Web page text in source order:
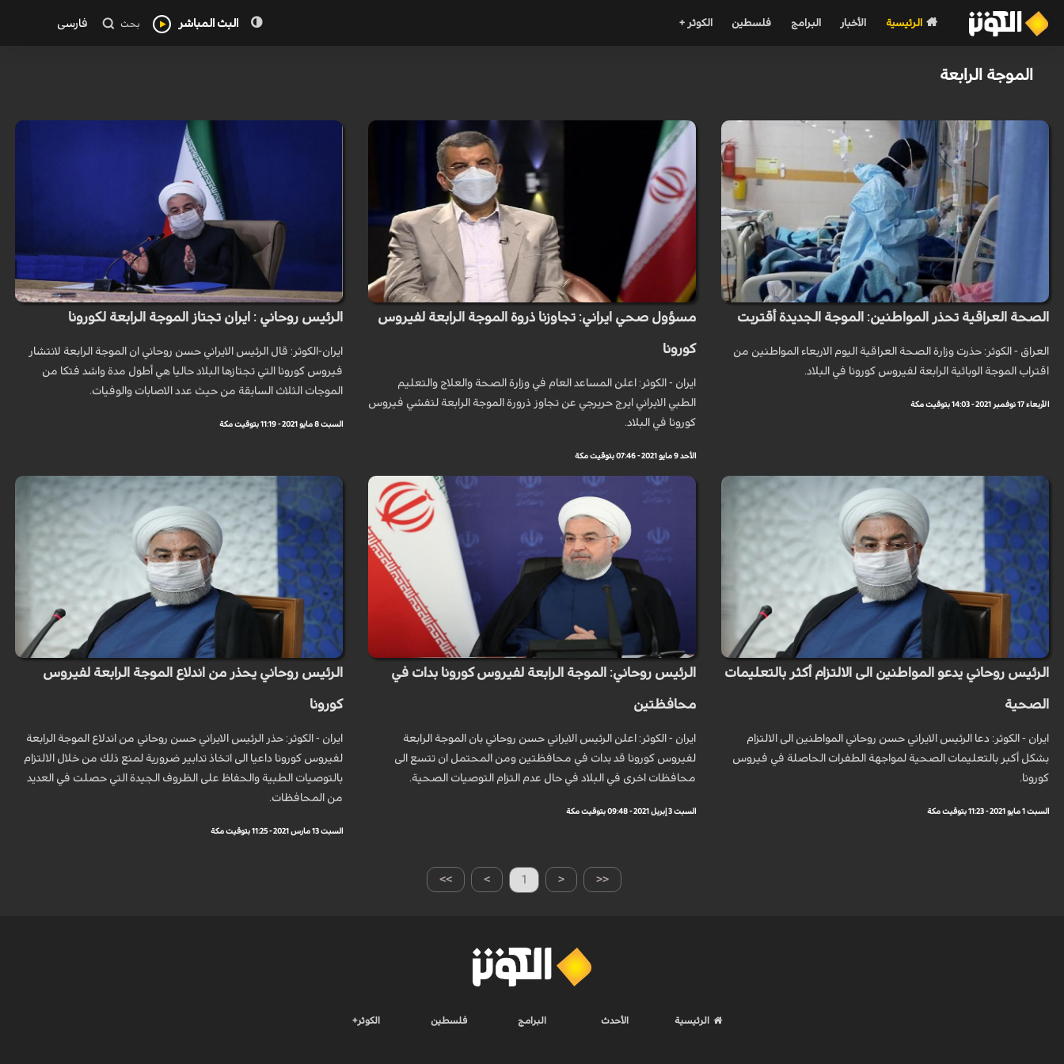
الرئيسية الأخبار البرامج فلسطين الكوثر + البث المباشر بحث فارسی
الموجة الرابعة
الصحة العراقية تحذر المواطنين: الموجة الجديدة أقتربت
العراق - الكوثر: حذرت وزارة الصحة العراقية اليوم الاربعاء المواطنين من
اقتراب الموجة الوبائية الرابعة لفيروس كورونا في البلاد.
الأربعاء 17 نوفمبر 2021 - 14:03 بتوقيت مكة
مسؤول صحي ايراني: تجاوزنا ذروة الموجة الرابعة لفيروس
كورونا
ايران - الكوثر: اعلن المساعد العام في وزارة الصحة والعلاج والتعليم
الطبي الايراني ايرج حريرجي عن تجاوز ذرورة الموجة الرابعة لتفشي فيروس
كورونا في البلاد.
الأحد 9 مايو 2021 - 07:46 بتوقيت مكة
الرئيس روحاني : ايران تجتاز الموجة الرابعة لكورونا
ايران-الكوثر: قال الرئيس الايراني حسن روحاني ان الموجة الرابعة لانتشار
فيروس كورونا التي تجتازها البلاد حاليا هي أطول مدة واشد فتكا من
الموجات الثلاث السابقة من حيث عدد الاصابات والوفيات.
السبت 8 مايو 2021 - 11:19 بتوقيت مكة
الرئيس روحاني يدعو المواطنين الى الالتزام أكثر بالتعليمات
الصحية
ايران - الكوثر: دعا الرئيس الايراني حسن روحاني المواطنين الى الالتزام
بشكل أكبر بالتعليمات الصحية لمواجهة الطفرات الحاصلة في فيروس
كورونا.
السبت 1 مايو 2021 - 11:23 بتوقيت مكة
الرئيس روحاني: الموجة الرابعة لفيروس كورونا بدات في
محافظتين
ايران - الكوثر: اعلن الرئيس الايراني حسن روحاني بان الموجة الرابعة
لفيروس كورونا قد بدات في محافظتين ومن المحتمل ان تتسع الى
محافظات اخرى في البلاد في حال عدم التزام التوصيات الصحية.
السبت 3 إبريل 2021 - 09:48 بتوقيت مكة
الرئيس روحاني يحذر من اندلاع الموجة الرابعة لفيروس
كورونا
ايران - الكوثر: حذر الرئيس الايراني حسن روحاني من اندلاع الموجة الرابعة
لفيروس كورونا داعيا الى اتخاذ تدابير ضرورية لمنع ذلك من خلال الالتزام
بالتوصيات الطبية والحفاظ على الظروف الجيدة التي حصلت في العديد
من المحافظات.
السبت 13 مارس 2021 - 11:25 بتوقيت مكة
>> > 1 < <<
الرئيسية الأحدث البرامج فلسطين الكوثر+